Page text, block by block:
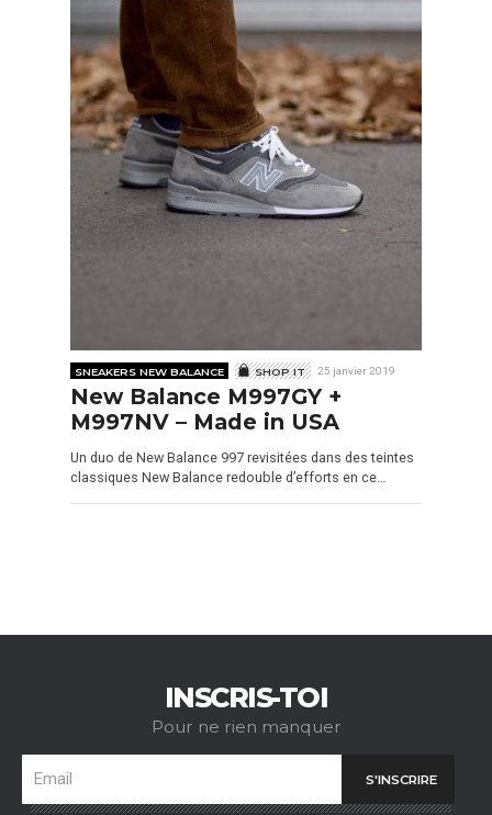
SNEAKERS NEW BALANCE SHOP IT 25 janvier 2019
New Balance M997GY +
M997NV – Made in USA
Un duo de New Balance 997 revisitées dans des teintes
classiques New Balance redouble d’efforts en ce…
INSCRIS-TOI
Pour ne rien manquer